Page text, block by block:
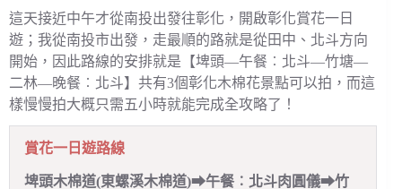
這天接近中午才從南投出發往彰化，開啟彰化賞花一日
遊；我從南投市出發，走最順的路就是從田中、北斗方向
開始，因此路線的安排就是【埤頭—午餐︰北斗—竹塘—
二林—晚餐︰北斗】共有3個彰化木棉花景點可以拍，而這
樣慢慢拍大概只需五小時就能完成全攻略了！
賞花一日遊路線
埤頭木棉道(東螺溪木棉道)➡午餐︰北斗肉圓儀➡竹